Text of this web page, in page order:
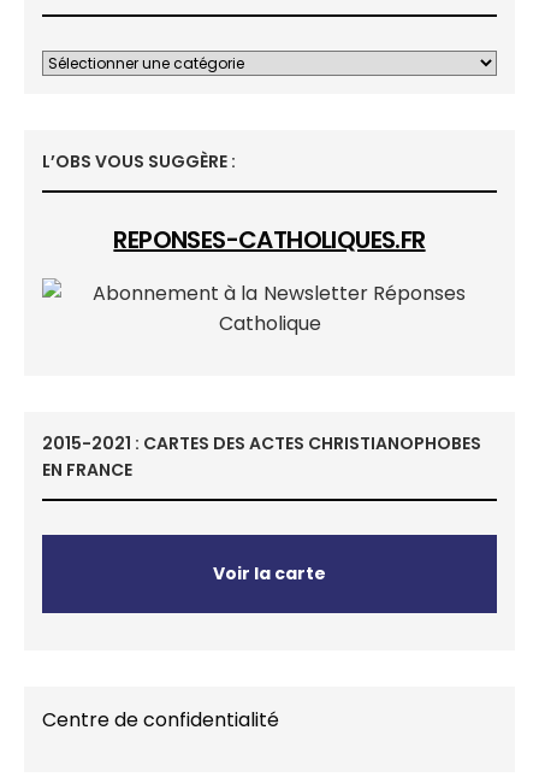
L’OBS VOUS SUGGÈRE :
REPONSES-CATHOLIQUES.FR
2015-2021 : CARTES DES ACTES CHRISTIANOPHOBES
EN FRANCE
Voir la carte
Centre de confidentialité